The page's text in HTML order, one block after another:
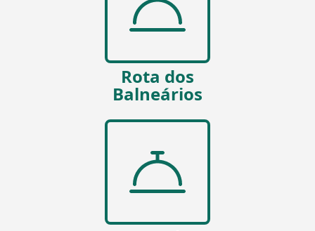
Rota dos
Balneários